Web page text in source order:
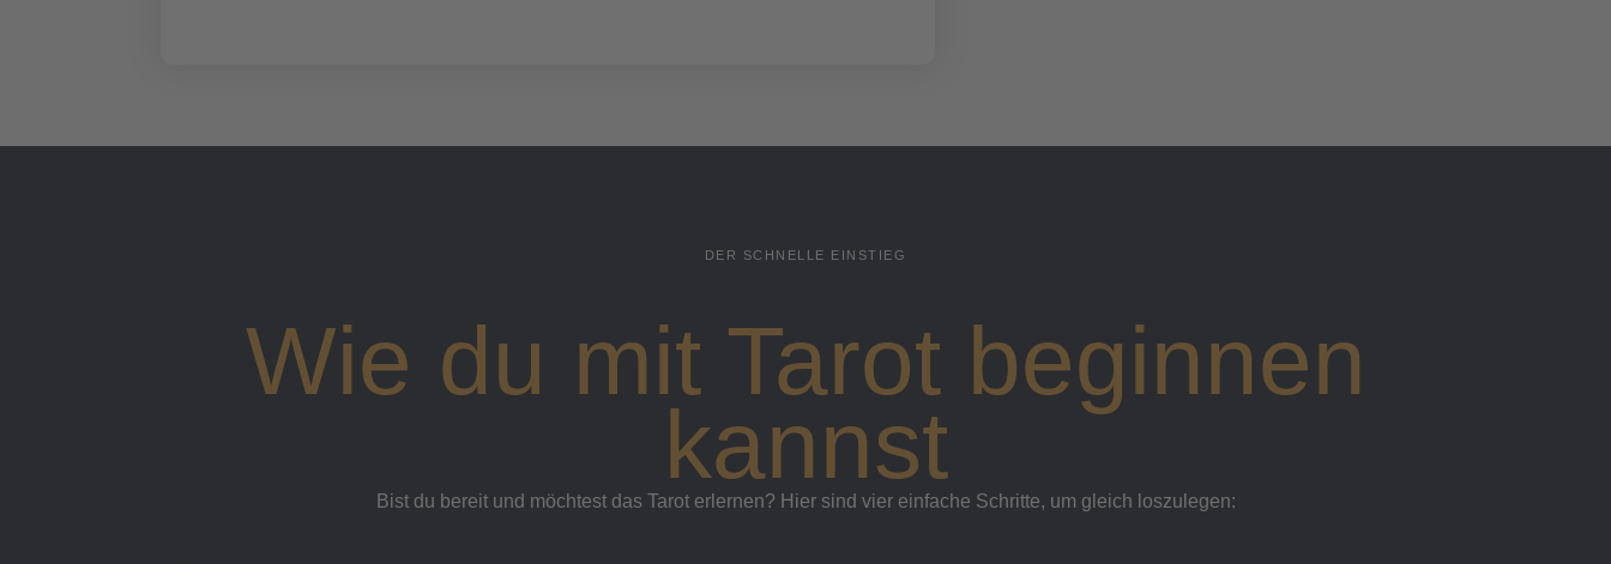
DER SCHNELLE EINSTIEG
Wie du mit Tarot beginnen
kannst
Bist du bereit und möchtest das Tarot erlernen? Hier sind vier einfache Schritte, um gleich loszulegen: